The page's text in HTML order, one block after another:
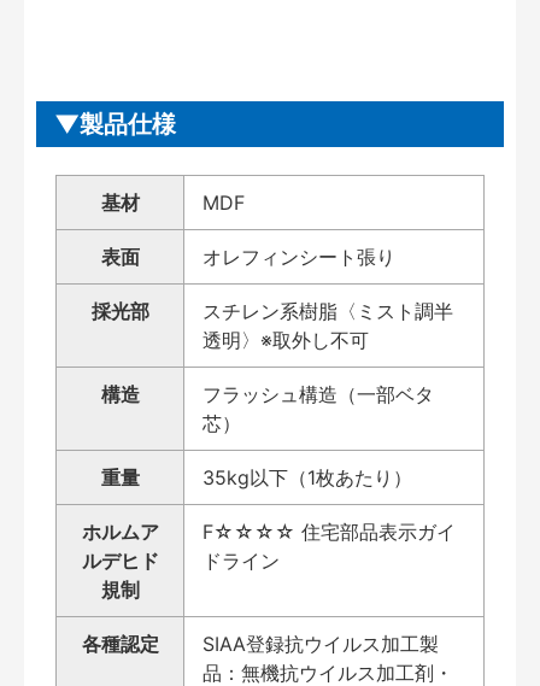
製品仕様
基材 MDF
表面 オレフィンシート張り
採光部
スチレン系樹脂〈ミスト調半
透明〉※取外し不可
構造
フラッシュ構造（一部ベタ
芯）
重量 35kg以下（1枚あたり）
ホルムア
ルデヒド
規制
F☆☆☆☆ 住宅部品表示ガイ
ドライン
各種認定
SIAA登録抗ウイルス加工製
品：無機抗ウイルス加工剤・